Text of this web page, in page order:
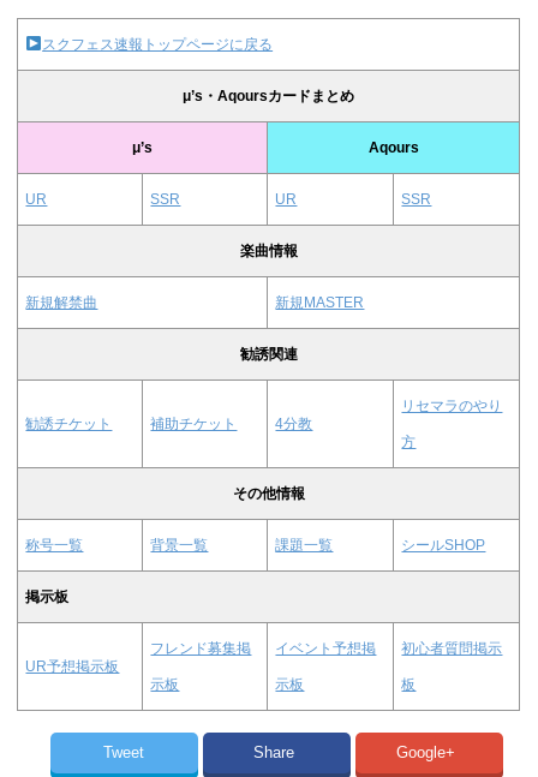
スクフェス速報トップページに戻る
μ’s・Aqoursカードまとめ
μ’s Aqours
UR SSR UR SSR
楽曲情報
新規解禁曲 新規MASTER
勧誘関連
勧誘チケット 補助チケット 4分教
リセマラのやり
方
その他情報
称号一覧 背景一覧 課題一覧 シールSHOP
掲示板
UR予想掲示板
フレンド募集掲
示板
イベント予想掲
示板
初心者質問掲示
板
Tweet Share Google+